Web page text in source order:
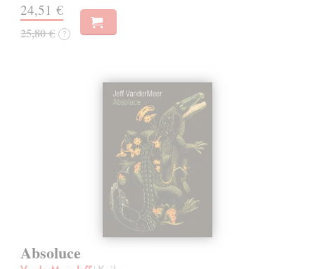
24,51 €
25,80 € ?
Absoluce